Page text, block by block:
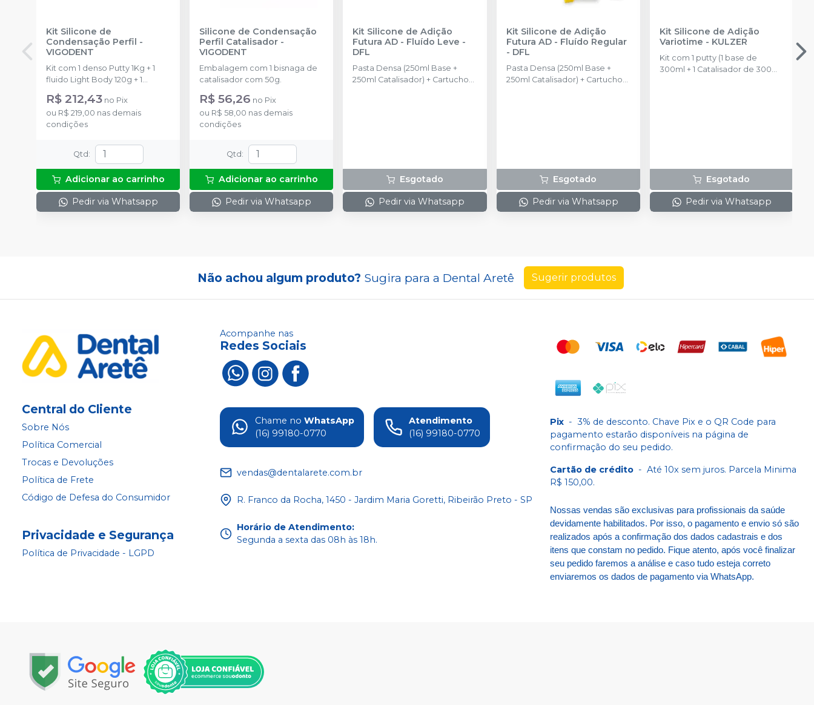
Kit Silicone de
Condensação Perfil -
VIGODENT
Kit com 1 denso Putty 1Kg + 1
fluido Light Body 120g + 1
R$ 212,43 no Pix
ou R$ 219,00 nas demais
condições
Qtd :
Adicionar ao carrinho
Pedir via Whatsapp
Silicone de Condensação
Perfil Catalisador -
VIGODENT
Embalagem com 1 bisnaga de
catalisador com 50g.
R$ 56,26 no Pix
ou R$ 58,00 nas demais
condições
Qtd :
Adicionar ao carrinho
Pedir via Whatsapp
Kit Silicone de Adição
Futura AD - Fluído Leve -
DFL
Pasta Densa (250ml Base +
250ml Catalisador) + Cartucho
Esgotado
Pedir via Whatsapp
Kit Silicone de Adição
Futura AD - Fluído Regular
- DFL
Pasta Densa (250ml Base +
250ml Catalisador) + Cartucho
Esgotado
Pedir via Whatsapp
Kit Silicone de Adição
Variotime - KULZER
Kit com 1 putty (1 base de
300ml + 1 Catalisador de 300ml)
Esgotado
Pedir via Whatsapp
Não achou algum produto? Sugira para a Dental Aretê Sugerir produtos
Central do Cliente
Sobre Nós
Política Comercial
Trocas e Devoluções
Política de Frete
Código de Defesa do Consumidor
Privacidade e Segurança
Política de Privacidade - LGPD
Acompanhe nas
Redes Sociais
Chame no WhatsApp
(16) 99180-0770
Atendimento
(16) 99180-0770
vendas@dentalarete.com.br
R. Franco da Rocha, 1450 - Jardim Maria Goretti, Ribeirão Preto - SP
Horário de Atendimento:
Segunda a sexta das 08h às 18h.
Pix - 3% de desconto. Chave Pix e o QR Code para
pagamento estarão disponíveis na página de
confirmação do seu pedido.
Cartão de crédito - Até 10x sem juros. Parcela Minima
R$ 150,00.
Nossas vendas são exclusivas para profissionais da saúde
devidamente habilitados. Por isso, o pagamento e envio só são
realizados após a confirmação dos dados cadastrais e dos
itens que constam no pedido. Fique atento, após você finalizar
seu pedido faremos a análise e caso tudo esteja correto
enviaremos os dados de pagamento via WhatsApp.